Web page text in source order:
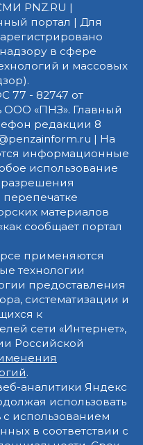
PNZ.RU |
портал | Для
в сфере
и массовых
77 - 82747 от
ООО «ПНЗ». Главный
редакции 8
| На
информационные
использование
разрешения
материалов
сообщает портал
применяются
технологии
предоставления
систематизации и
к
сети «Интернет»,
Российской
.
аналитики Яндекс
использовать
с использованием
в соответствии с